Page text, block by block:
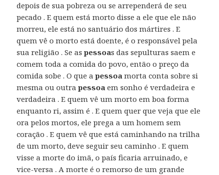
depois de sua pobreza ou se arrependerá de seu
pecado . E quem está morto disse a ele que ele não
morreu, ele está no santuário dos mártires . E
quem vê o morto está doente, é o responsável pela
sua religião . Se aspessoas das sepulturas saem e
comem toda a comida do povo, então o preço da
comida sobe . O que apessoa morta conta sobre si
mesma ou outrapessoa em sonho é verdadeira e
verdadeira . E quem vê um morto em boa forma
enquanto ri, assim é . E quem quer que veja que ele
ora pelos mortos, ele prega a um homem sem
coração . E quem vê que está caminhando na trilha
de um morto, deve seguir seu caminho . E quem
visse a morte do imã, o país ficaria arruinado, e
vice-versa . A morte é o remorso de um grande